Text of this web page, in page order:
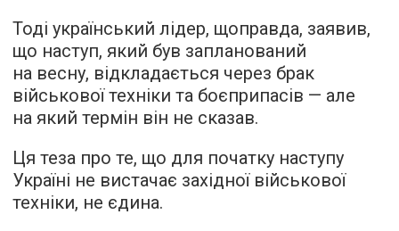
Тоді український лідер, щоправда, заявив,
що наступ, який був запланований
на весну, відкладається через брак
військової техніки та боєприпасів — але
на який термін він не сказав.
Ця теза про те, що для початку наступу
Україні не вистачає західної військової
техніки, не єдина.